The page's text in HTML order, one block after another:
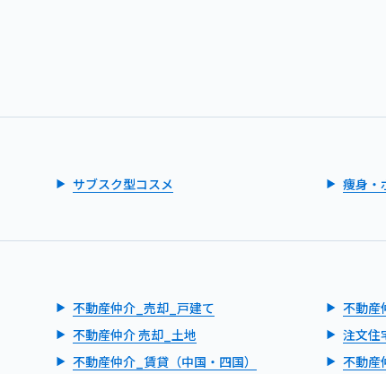
サブスク型コスメ
痩身・
不動産仲介_売却_戸建て
不動産
不動産仲介 売却_土地
注文住
不動産仲介_賃貸（中国・四国）
不動産